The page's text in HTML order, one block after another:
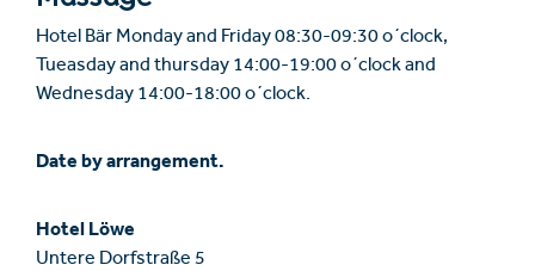
Hotel Bär Monday and Friday 08:30-09:30 o´clock,
Tueasday and thursday 14:00-19:00 o´clock and
Wednesday 14:00-18:00 o´clock.
Date byarrangement.
Hotel Löwe
Untere Dorfstraße 5